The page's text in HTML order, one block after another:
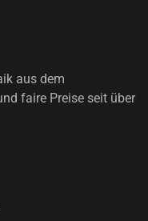
aus dem
faire Preise seit über